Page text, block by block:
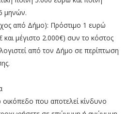
μηνών.
από Δήμο): Πρόστιμο 1 ευρώ
και μέγιστο 2.000€) συν το κόστος
από τον Δήμο σε περίπτωση
οικόπεδο που αποτελεί κίνδυνο